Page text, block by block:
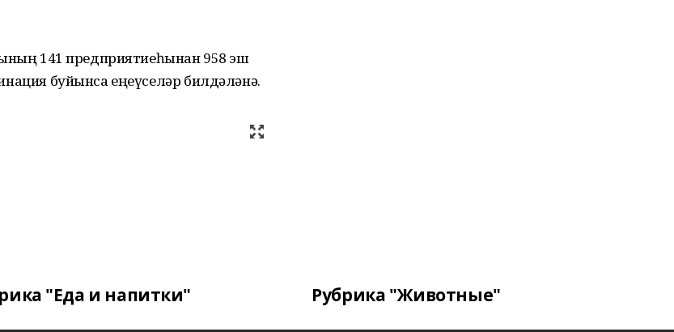
141 предприятиеһынан 958 эш
буйынса еңеүселәр билдәләнә.
"Еда и напитки" Рубрика "Животные"